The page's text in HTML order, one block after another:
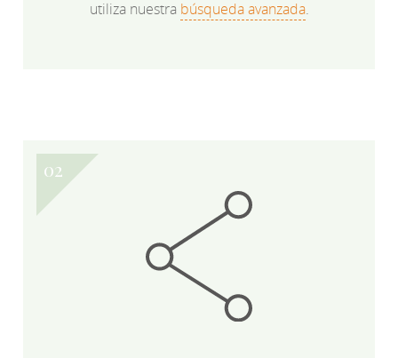
utiliza nuestra búsqueda avanzada.